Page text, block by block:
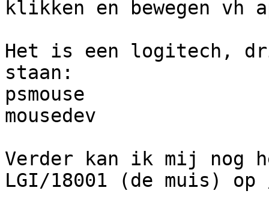
klikken en bewegen vh
Het is een logitech,
staan:
psmouse
mousedev
Verder kan ik mij nog
LGI/18001 (de muis)